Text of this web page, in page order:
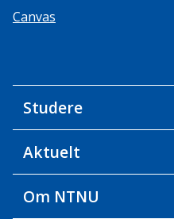
Canvas
Studere
Aktuelt
Om NTNU